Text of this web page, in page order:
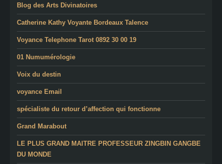
Blog des Arts Divinatoires
Catherine Kathy Voyante Bordeaux Talence
Voyance Telephone Tarot 0892 30 00 19
01 Numumérologie
Voix du destin
voyance Email
spécialiste du retour d’affection qui fonctionne
Grand Marabout
LE PLUS GRAND MAITRE PROFESSEUR ZINGBIN GANGBE
DU MONDE